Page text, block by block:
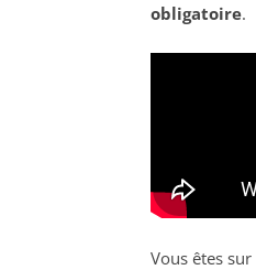
obligatoire.
Vous êtes